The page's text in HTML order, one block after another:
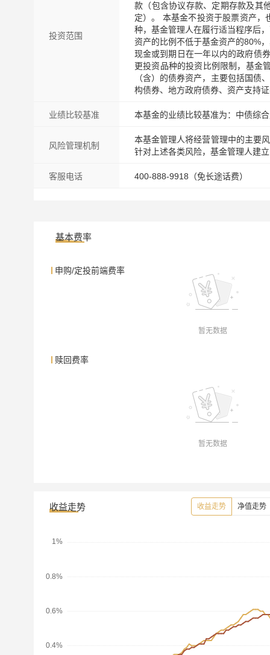
投资范围
款（包含协议存款、定期存款及其
定）。 本基金不投资于股票资产
种，基金管理人在履行适当程序后
资产的比例不低于基金资产的80%
现金或到期日在一年以内的政府债
更投资品种的投资比例限制，基金
（含）的债券资产，主要包括国债
构债券、地方政府债券、资产支持
业绩比较基准 本基金的业绩比较基准为：中债综
风险管理机制
本基金管理人将经营管理中的主要
针对上述各类风险，基金管理人建
客服电话 400-888-9918（免长途话费）
基本费率
申购/定投前端费率
暂无数据
赎回费率
暂无数据
收益走势 收益走势 净值走势